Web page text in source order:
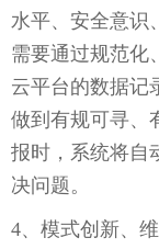
水平、安全意识
需要通过规范化
云平台的数据记
做到有规可寻、
报时，系统将自
决问题。
4、 模式创新、